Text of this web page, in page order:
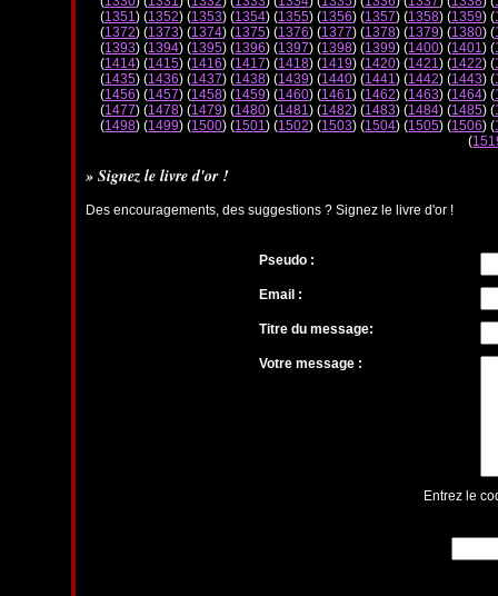
(1351) (1352) (1353) (1354) (1355) (1356) (1357) (1358) (1359) (
(1372) (1373) (1374) (1375) (1376) (1377) (1378) (1379) (1380) (
(1393) (1394) (1395) (1396) (1397) (1398) (1399) (1400) (1401) (
(1414) (1415) (1416) (1417) (1418) (1419) (1420) (1421) (1422) (
(1435) (1436) (1437) (1438) (1439) (1440) (1441) (1442) (1443) (
(1456) (1457) (1458) (1459) (1460) (1461) (1462) (1463) (1464) (
(1477) (1478) (1479) (1480) (1481) (1482) (1483) (1484) (1485) (
(1498) (1499) (1500) (1501) (1502) (1503) (1504) (1505) (1506) (
(
» Signez le livre d'or !
Des encouragements, des suggestions ? Signez le livre d'or !
Pseudo :
Email :
Titre du message:
Votre message :
Entrez le